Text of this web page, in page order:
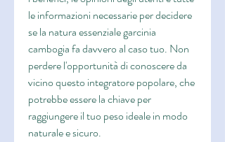
le informazioni necessarie per decidere
se la natura essenziale garcinia
cambogia fa davvero al caso tuo. Non
perdere l'opportunità di conoscere da
vicino questo integratore popolare, che
potrebbe essere la chiave per
raggiungere il tuo peso ideale in modo
naturale e sicuro.